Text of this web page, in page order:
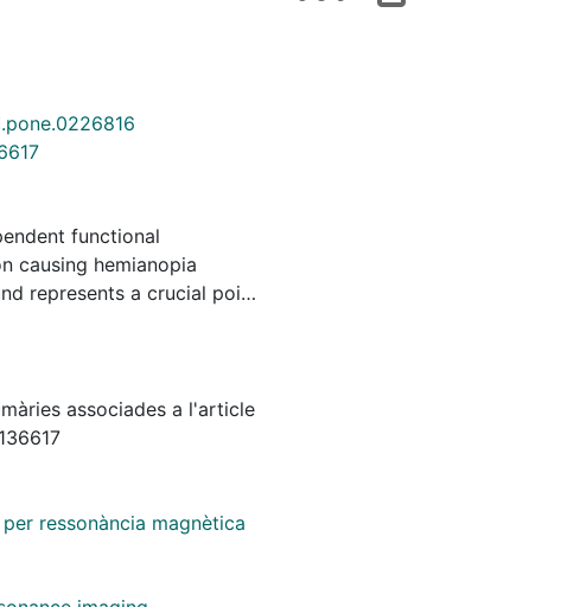
functional
causing hemianopia
represents a crucial point
basis of blindsight (i.e.
functional
patients and 10 healthy
The main aim of this
intensity of functional
with and without a
metrics, focusing on
associades a l'article
ressonància magnètica